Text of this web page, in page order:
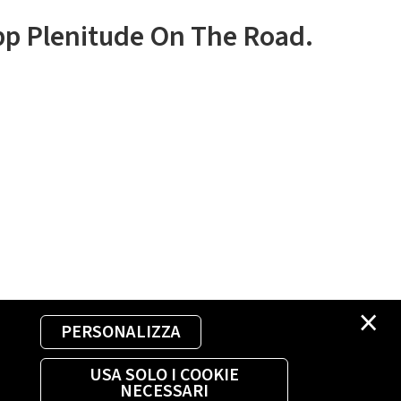
×
PERSONALIZZA
USA SOLO I COOKIE
NECESSARI
Plenitude On The Road.